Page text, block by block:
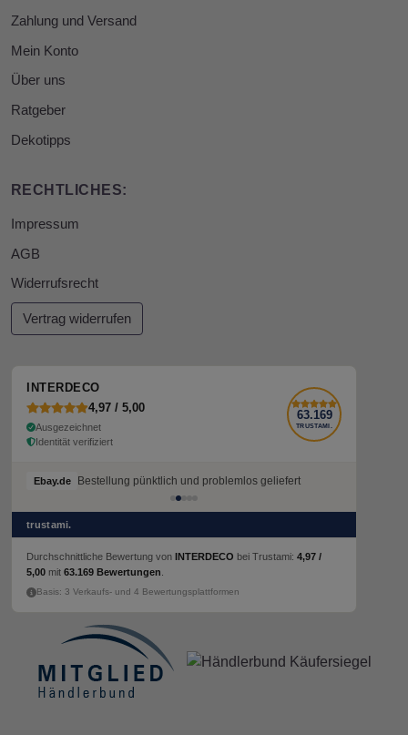
Zahlung und Versand
Mein Konto
Über uns
Ratgeber
Dekotipps
RECHTLICHES:
Impressum
AGB
Widerrufsrecht
Vertrag widerrufen
INTERDECO
4,97 / 5,00
Ausgezeichnet
Identität verifiziert
63.169
TRUSTAMI.
Ebay.de Bestellung pünktlich und problemlos geliefert
trustami.
Durchschnittliche Bewertung von INTERDECO bei Trustami: 4,97 /
5,00 mit 63.169 Bewertungen
Basis: 3 Verkaufs- und 4 Bewertungsplattformen